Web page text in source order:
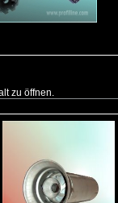
zu öffnen.